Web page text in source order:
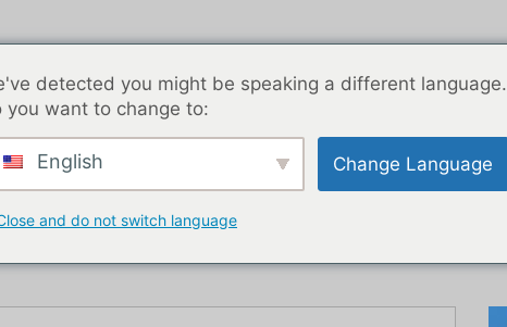
detected you might be speaking a different language.
you want to change to:
English Change Language
and do not switch language